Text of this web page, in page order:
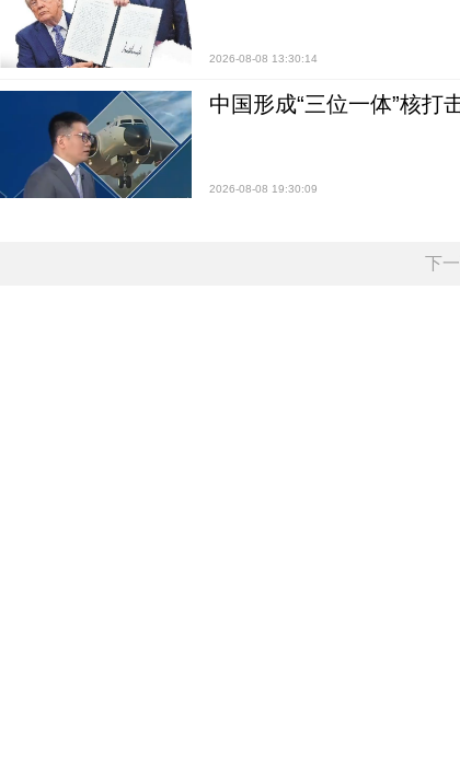
2026-08-08 13:30:14
中国形成“三位一体”核打
2026-08-08 19:30:09
下